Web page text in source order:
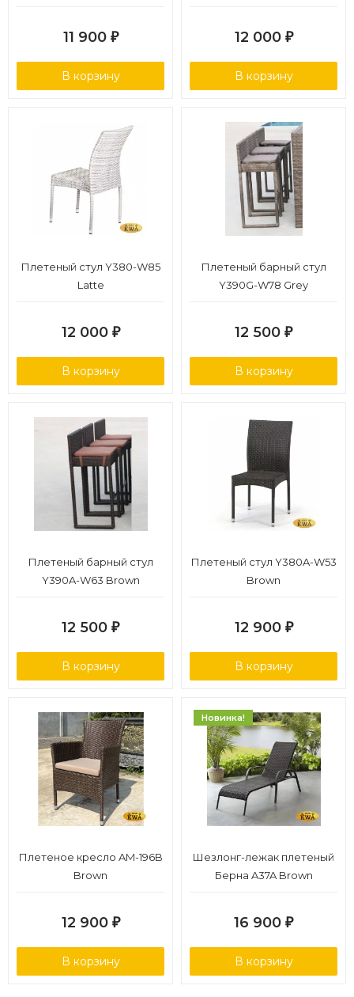
11 900 ₽
В корзину
12 000 ₽
В корзину
Плетеный стул Y380-W85
Latte
12 000 ₽
В корзину
Плетеный барный стул
Y390G-W78 Grey
12 500 ₽
В корзину
Плетеный барный стул
Y390A-W63 Brown
12 500 ₽
В корзину
Плетеный стул Y380A-W53
Brown
12 900 ₽
В корзину
Плетеное кресло AM-196B
Brown
12 900 ₽
В корзину
Новинка!
Шезлонг-лежак плетеный
Берна A37A Brown
16 900 ₽
В корзину